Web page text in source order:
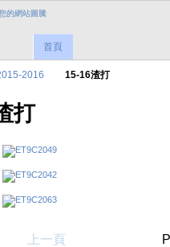
首頁
2016 15-16渣打
打
上一頁